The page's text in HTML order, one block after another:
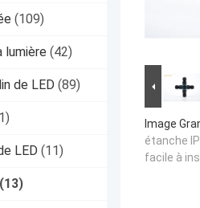
(109)
lumière (42)
de LED (89)
LED (11)
(13)
Image
étanche
facile à